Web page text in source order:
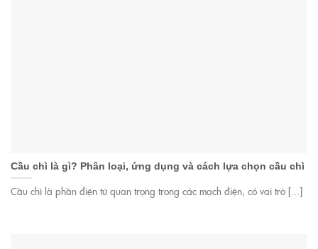
Cầu chì là gì? Phân loại, ứng dụng và cách lựa chọn cầu chì
Cầu chì là phần điện tử quan trọng trong các mạch điện, có vai trò [...]